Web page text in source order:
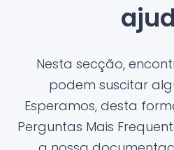
Nesta secção,
podem suscitar
Esperamos, desta
Perguntas Mais